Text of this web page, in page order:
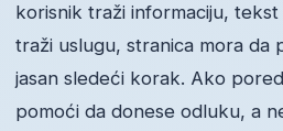
korisnik traži informaciju,
traži uslugu, stranica mora da
jasan sledeći korak. Ako
pomoći da donese odluku, a